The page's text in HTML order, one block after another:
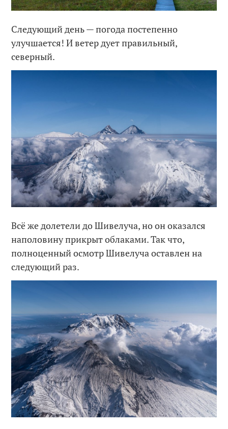
Следующий день — погода постепенно
улучшается! И ветер дует правильный,
северный.
Всё же долетели до Шивелуча, но он оказался
наполовину прикрыт облаками. Так что,
полноценный осмотр Шивелуча оставлен на
следующий раз.